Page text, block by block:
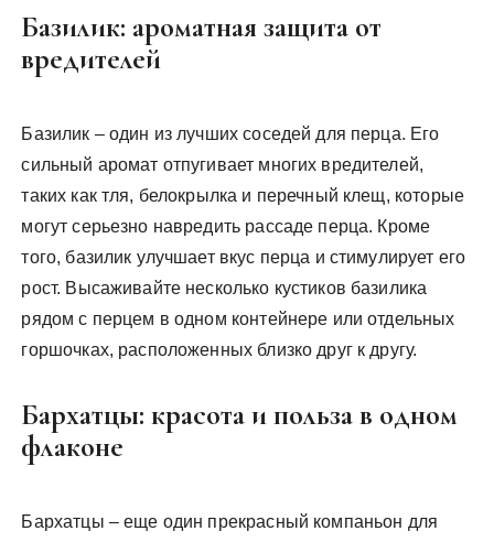
Базилик: ароматная защита от
вредителей
Базилик – один из лучших соседей для перца. Его
сильный аромат отпугивает многих вредителей,
таких как тля, белокрылка и перечный клещ, которые
могут серьезно навредить рассаде перца. Кроме
того, базилик улучшает вкус перца и стимулирует его
рост. Высаживайте несколько кустиков базилика
рядом с перцем в одном контейнере или отдельных
горшочках, расположенных близко друг к другу.
Бархатцы: красота и польза в одном
флаконе
Бархатцы – еще один прекрасный компаньон для